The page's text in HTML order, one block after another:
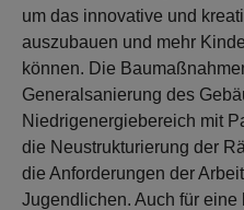
um das innovative und
auszubauen und mehr
können. Die
Generalsanierung des
Niedrigenergiebereich mit
die Neustrukturierung der
die Anforderungen der
Jugendlichen. Auch für